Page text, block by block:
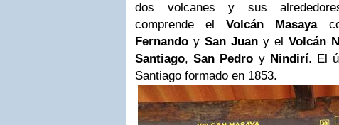
dos volcanes y sus
comprende elVolcán Masaya
Fernando y San Juan y el Volcán
Santiago,San Pedro y Nindirí. El
Santiago formado en 1853.